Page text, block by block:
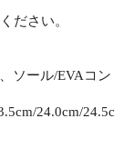
ださい。
ソール/EVAコン
24.0cm/24.5c